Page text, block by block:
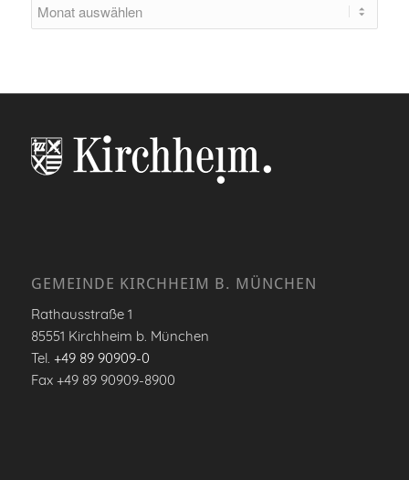
GEMEINDE KIRCHHEIM B. MÜNCHEN
Rathausstraße 1
85551 Kirchheim b. München
Tel. +49 89 90909-0
Fax +49 89 90909-8900